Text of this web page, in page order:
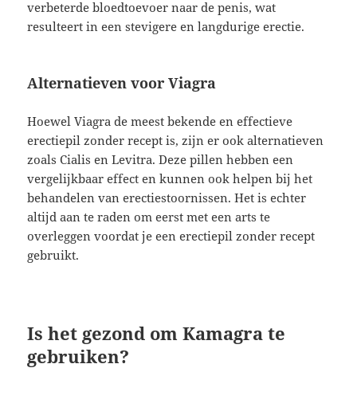
verbeterde bloedtoevoer naar de penis, wat
resulteert in een stevigere en langdurige erectie.
Alternatieven voor Viagra
Hoewel Viagra de meest bekende en effectieve
erectiepil zonder recept is, zijn er ook alternatieven
zoals Cialis en Levitra. Deze pillen hebben een
vergelijkbaar effect en kunnen ook helpen bij het
behandelen van erectiestoornissen. Het is echter
altijd aan te raden om eerst met een arts te
overleggen voordat je een erectiepil zonder recept
gebruikt.
Is het gezond om Kamagra te
gebruiken?